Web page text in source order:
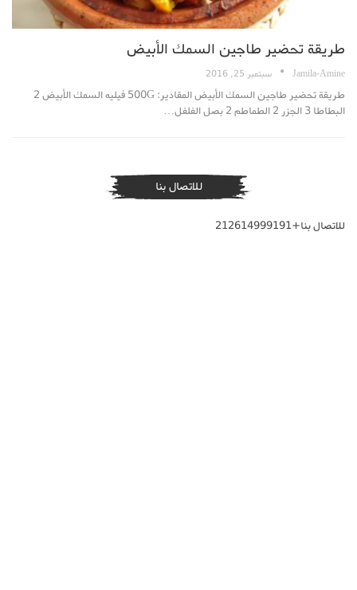
طريقة تحضير طاجين السمك الأبيض
Jamila-Amine سبتمبر 25, 2016
طريقة تحضير طاجين السمك الأبيض المقادير: 500G فيليه السمك الأبيض 2
البطاطا 3 الجزر 2 الطماطم 2 بصل الفلفل…
للاتصال بنا
للاتصال بنا+212614999191